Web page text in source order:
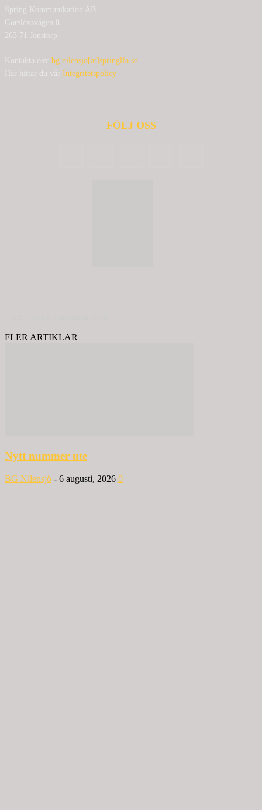
Spring Kommunikation AB
Görslövsvägen 8
263 71 Jonstorp
Kontakta oss: bg.nilensjo[at]springlfa.se
Här hittar du vår Integritetspolicy
FÖLJ OSS
FLER ARTIKLAR
Nytt nummer ute
BG Nilensjö - 6 augusti, 2026 0